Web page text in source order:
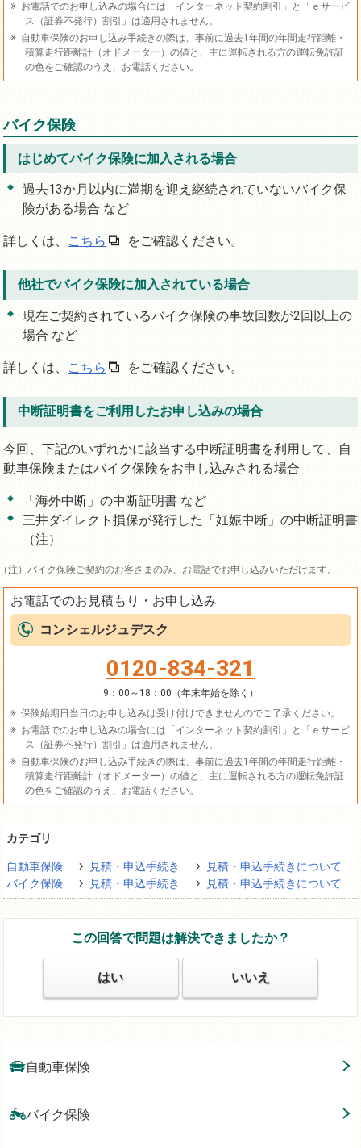
お電話でのお申し込みの場合には「インターネット契約割引」と「ｅサービ
ス（証券不発行）割引」は適用されません。
自動車保険のお申し込み手続きの際は、事前に過去1年間の年間走行距離・
積算走行距離計（オドメーター）の値と、主に運転される方の運転免許証
の色をご確認のうえ、お電話ください。
バイク保険
はじめてバイク保険に加入される場合
過去13か月以内に満期を迎え継続されていないバイク保
険がある場合 など
詳しくは、 こちら をご確認ください。
他社でバイク保険に加入されている場合
現在ご契約されているバイク保険の事故回数が2回以上の
場合 など
詳しくは、 こちら をご確認ください。
中断証明書をご利用したお申し込みの場合
今回、下記のいずれかに該当する中断証明書を利用して、自
動車保険またはバイク保険をお申し込みされる場合
「海外中断」の中断証明書 など
三井ダイレクト損保が発行した「妊娠中断」の中断証明書
（注）
バイク保険ご契約のお客さまのみ、お電話でお申し込みいただけます。
お電話でのお見積もり・お申し込み
コンシェルジュデスク
0120-834-321
9：00～18：00（年末年始を除く）
保険始期日当日のお申し込みは受け付けできませんのでご了承ください。
お電話でのお申し込みの場合には「インターネット契約割引」と「ｅサービ
ス（証券不発行）割引」は適用されません。
自動車保険のお申し込み手続きの際は、事前に過去1年間の年間走行距離・
積算走行距離計（オドメーター）の値と、主に運転される方の運転免許証
の色をご確認のうえ、お電話ください。
カテゴリ
自動車保険 見積・申込手続き
見積・申込手続きについて
バイク保険
見積・申込手続き 見積・申込手続きについて
この回答で問題は解決できましたか？
はい いいえ
自動車保険
バイク保険